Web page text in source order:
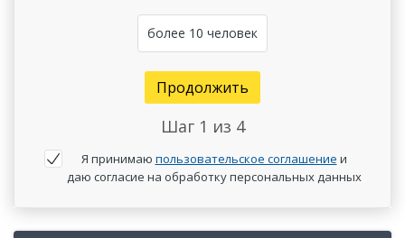
более 10 человек
Продолжить
Шаг 1 из 4
Я принимаю пользовательское соглашение и
даю согласие на обработку персональных данных